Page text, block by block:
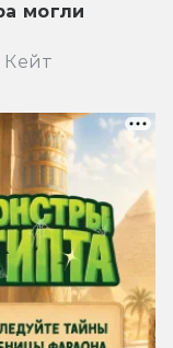
могли
Кейт